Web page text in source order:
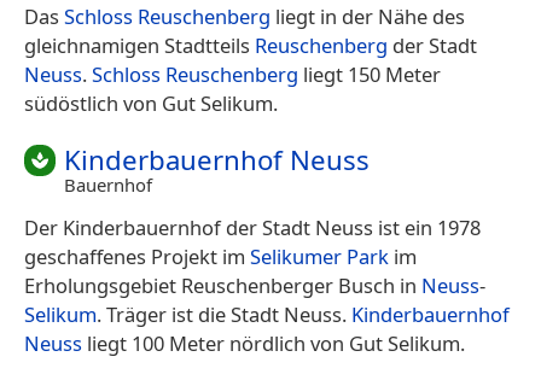
Das Schloss Reuschenberg liegt in der Nähe des
gleichnamigen Stadtteils Reuschenberg der Stadt
Neuss.Schloss Reuschenberg liegt 150 Meter
südöstlich von Gut Selikum.
Kinderbauernhof Neuss
Bauernhof
Der Kinderbauernhof der Stadt Neuss ist ein 1978
geschaffenes Projekt im Selikumer Park im
Erholungsgebiet Reuschenberger Busch in Neuss-
Selikum. Träger ist die Stadt Neuss. Kinderbauernhof
Neuss liegt 100 Meter nördlich von Gut Selikum.